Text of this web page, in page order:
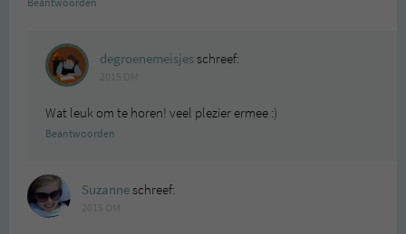
Beantwoorden
degroenemeisjesschreef:
Wat leuk om te horen! veel plezier ermee :)
Beantwoorden
Suzanneschreef: